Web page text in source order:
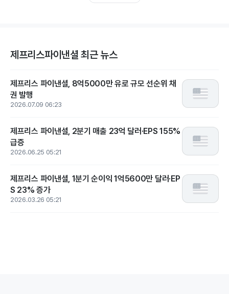
제프리스파이낸셜 최근 뉴스
제프리스 파이낸셜, 8억5000만 유로 규모 선순위 채
권 발행
2026.07.09 06:23
제프리스 파이낸셜, 2분기 매출 23억 달러·EPS 155%
급증
2026.06.25 05:21
제프리스 파이낸셜, 1분기 순이익 1억5600만 달러·EP
S 23% 증가
2026.03.26 05:21